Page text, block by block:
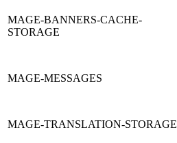
MAGE-BANNERS-CACHE-
STORAGE
MAGE-MESSAGES
MAGE-TRANSLATION-STORAGE